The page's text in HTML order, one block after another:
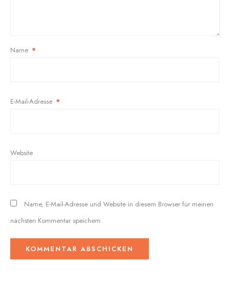
Name *
E-Mail-Adresse *
Website
Name, E-Mail-Adresse und Website in diesem Browser für meinen
nächsten Kommentar speichern.